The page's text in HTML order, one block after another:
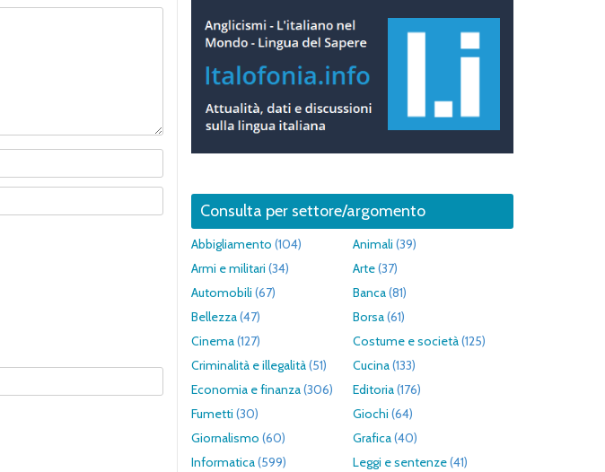
Consulta per settore/argomento
Abbigliamento (104) Animali (39)
Armi e militari (34) Arte(37)
Automobili (67) Banca(81)
Bellezza(47) Borsa(61)
Cinema(127) Costume e società(125)
Criminalità e illegalità(51) Cucina(133)
Economia e finanza(306) Editoria(176)
Fumetti (30) Giochi (64)
Giornalismo (60) Grafica(40)
Informatica(599) Leggi e sentenze(41)